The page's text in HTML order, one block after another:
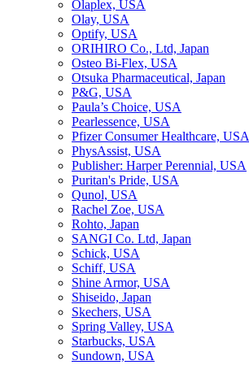
Olaplex, USA
Olay, USA
Optify, USA
ORIHIRO Co., Ltd, Japan
Osteo Bi-Flex, USA
Otsuka Pharmaceutical, Japan
P&G, USA
Paula’s Choice, USA
Pearlessence, USA
Pfizer Consumer Healthcare, USA
PhysAssist, USA
Publisher: Harper Perennial, USA
Puritan's Pride, USA
Qunol, USA
Rachel Zoe, USA
Rohto, Japan
SANGI Co. Ltd, Japan
Schick, USA
Schiff, USA
Shine Armor, USA
Shiseido, Japan
Skechers, USA
Spring Valley, USA
Starbucks, USA
Sundown, USA